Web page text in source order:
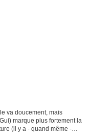
va doucement, mais
marque plus fortement la
(il y a - quand même -